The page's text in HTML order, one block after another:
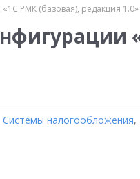
(базовая), редакция 1.0»
Системы налогообложения,